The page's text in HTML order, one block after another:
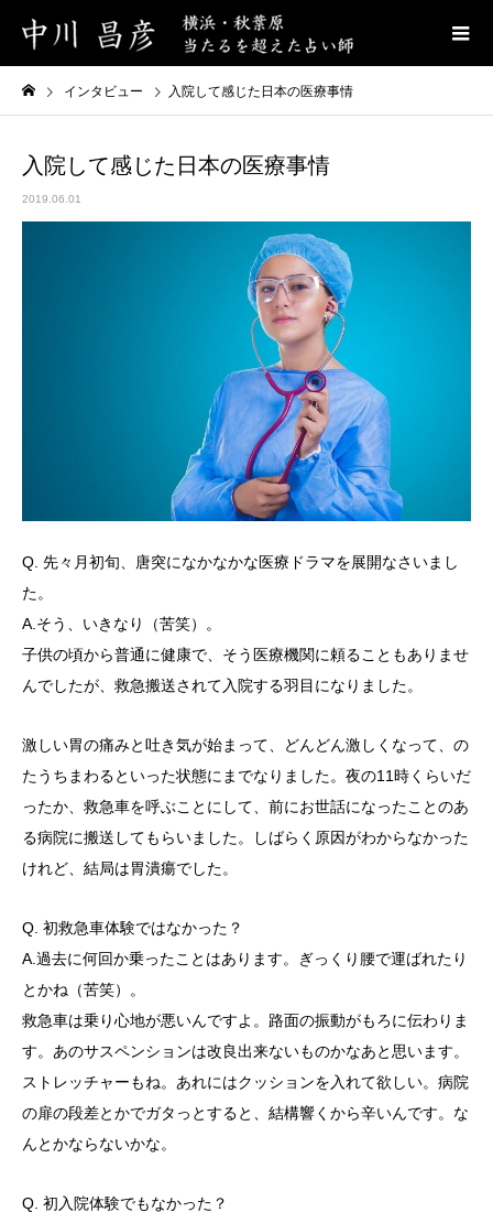
インタビュー 入院して感じた日本の医療事情
入院して感じた日本の医療事情
2019.06.01
Q. 先々月初旬、唐突になかなかな医療ドラマを展開なさいまし
た。
A.そう、いきなり（苦笑）。
子供の頃から普通に健康で、そう医療機関に頼ることもありませ
んでしたが、救急搬送されて入院する羽目になりました。
激しい胃の痛みと吐き気が始まって、どんどん激しくなって、の
たうちまわるといった状態にまでなりました。夜の11時くらいだ
ったか、救急車を呼ぶことにして、前にお世話になったことのあ
る病院に搬送してもらいました。しばらく原因がわからなかった
けれど、結局は胃潰瘍でした。
Q. 初救急車体験ではなかった？
A.過去に何回か乗ったことはあります。ぎっくり腰で運ばれたり
とかね（苦笑）。
救急車は乗り心地が悪いんですよ。路面の振動がもろに伝わりま
す。あのサスペンションは改良出来ないものかなあと思います。
ストレッチャーもね。あれにはクッションを入れて欲しい。病院
の扉の段差とかでガタっとすると、結構響くから辛いんです。な
んとかならないかな。
Q. 初入院体験でもなかった？